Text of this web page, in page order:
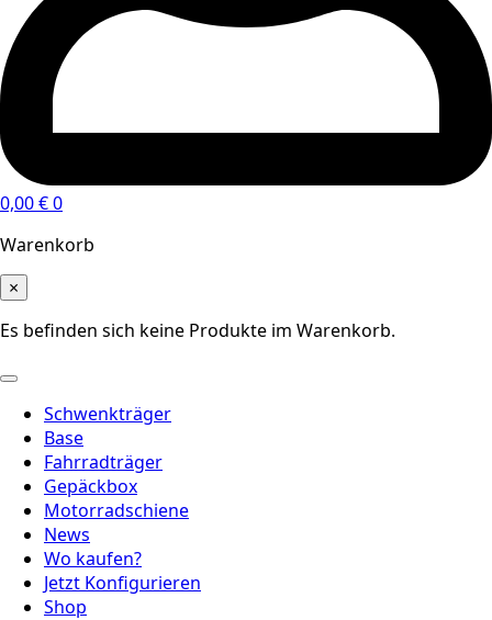
0,00€0
Warenkorb
×
Es befinden sich keine Produkte im Warenkorb.
Schwenkträger
Base
Fahrradträger
Gepäckbox
Motorradschiene
News
Wo kaufen?
Jetzt Konfigurieren
Shop